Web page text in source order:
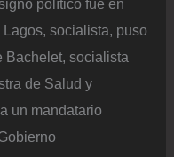
político fue en
socialista, puso
Bachelet, socialista
de Salud y
un mandatario